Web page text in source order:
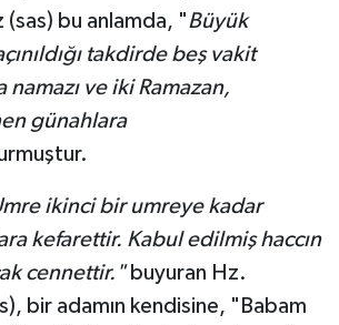
(sas) bu anlamda, "Büyük
takdirde beş vakit
namazı ve iki Ramazan,
günahlara
ikinci bir umreye kadar
kefarettir. Kabul edilmiş haccın
cennettir."buyuran Hz.
bir adamın kendisine, "Babam